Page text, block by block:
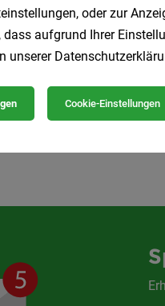
oder zur
dass aufgrund Ihrer
unserer
Cookie-Einstellungen